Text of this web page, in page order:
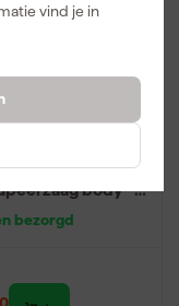
vind je in
M18 BJS-0
Ion Accu
body -
bezorgd